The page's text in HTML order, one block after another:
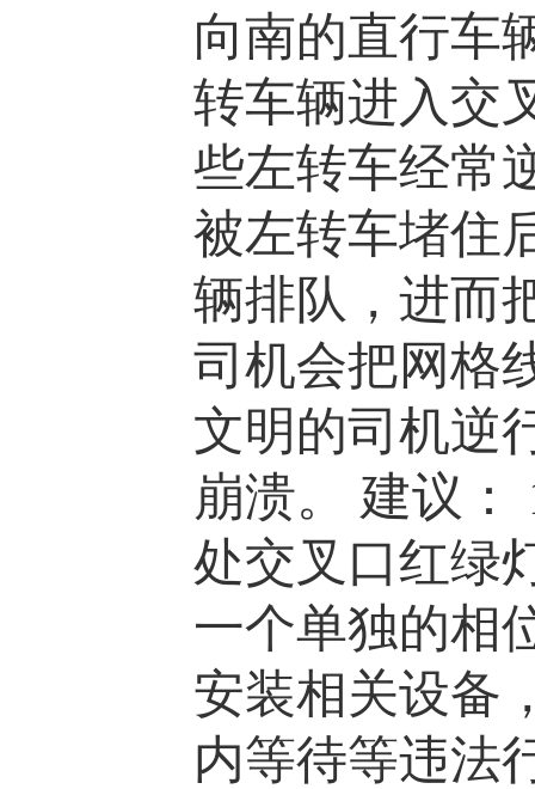
向南的直行车
转车辆进入交
些左转车经常
被左转车堵住
辆排队，进而
司机会把网格
文明的司机逆
崩溃。 建议
处交叉口红绿
一个单独的相
安装相关设备
内等待等违法